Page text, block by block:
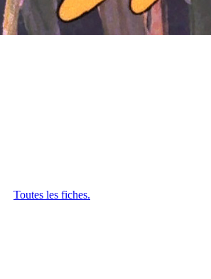
Toutes les fiches.